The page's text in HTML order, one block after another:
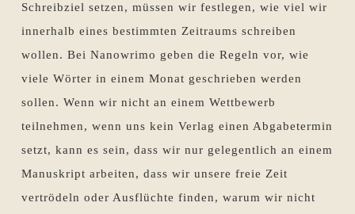
Schreibziel setzen, müssen wir festlegen, wie viel wir
innerhalb eines bestimmten Zeitraums schreiben
wollen. Bei Nanowrimo geben die Regeln vor, wie
viele Wörter in einem Monat geschrieben werden
sollen. Wenn wir nicht an einem Wettbewerb
teilnehmen, wenn uns kein Verlag einen Abgabetermin
setzt, kann es sein, dass wir nur gelegentlich an einem
Manuskript arbeiten, dass wir unsere freie Zeit
vertrödeln oder Ausflüchte finden, warum wir nicht